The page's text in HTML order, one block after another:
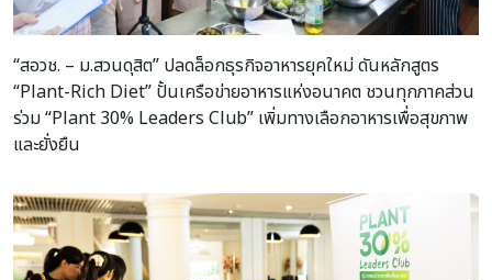
“สอวช. – ม.สวนดุสิต” ปลดล็อกธุรกิจอาหารยุคใหม่ ดันหลักสูตร
“Plant-Rich Diet” ปั้นเครือข่ายอาหารแห่งอนาคต ชวนทุกภาคส่วน
ร่วม “Plant 30% Leaders Club” เพิ่มทางเลือกอาหารเพื่อสุขภาพ
และยั่งยืน